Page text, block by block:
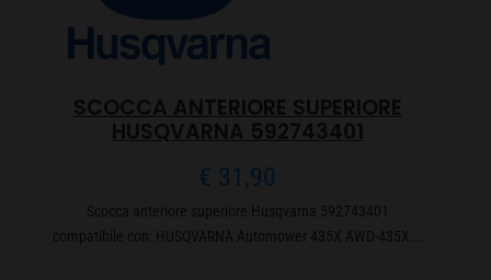
SCOCCA ANTERIORE SUPERIORE
HUSQVARNA 592743401
€ 31,90
Scocca anteriore superiore Husqvarna 592743401
compatibile con: HUSQVARNA Automower 435X AWD-435X...